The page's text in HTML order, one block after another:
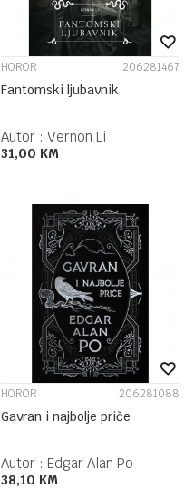
HOROR 206281467
Fantomski ljubavnik
Autor : Vernon Li
31,00 KM
HOROR 206281088
Gavran i najbolje priče
Autor : Edgar Alan Po
38,10 KM